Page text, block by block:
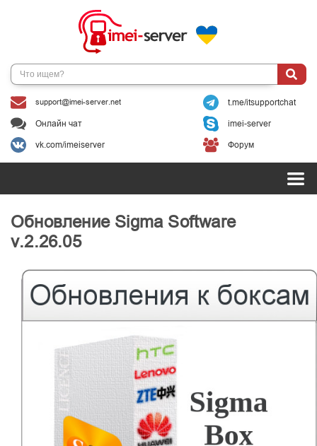
support@imei-server.net t.me/itsupportchat
Онлайн чат imei-server
vk.com/imeiserver Форум
Обновление Sigma Software
v.2.26.05